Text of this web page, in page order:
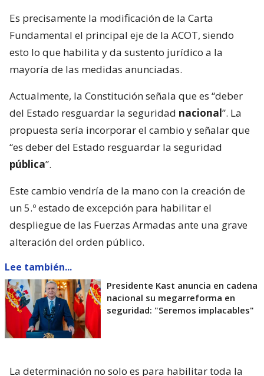
Es precisamente la modificación de la Carta
Fundamental el principal eje de la ACOT, siendo
esto lo que habilita y da sustento jurídico a la
mayoría de las medidas anunciadas.
Actualmente, la Constitución señala que es “deber
del Estado resguardar la seguridad nacional”. La
propuesta sería incorporar el cambio y señalar que
“es deber del Estado resguardar la seguridad
pública”.
Este cambio vendría de la mano con la creación de
un 5.º estado de excepción para habilitar el
despliegue de las Fuerzas Armadas ante una grave
alteración del orden público.
Lee también...
Presidente Kast anuncia en cadena
nacional su megarreforma en
seguridad: "Seremos implacables"
La determinación no solo es para habilitar toda la